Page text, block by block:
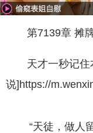
第7139章 摊
天才一秒记
说]https://
“天徒，做人